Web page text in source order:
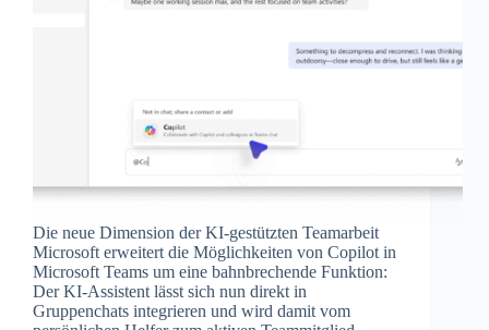
Die neue Dimension der KI-gestützten Teamarbeit
Microsoft erweitert die Möglichkeiten von Copilot in
Microsoft Teams um eine bahnbrechende Funktion:
Der KI-Assistent lässt sich nun direkt in
Gruppenchats integrieren und wird damit vom